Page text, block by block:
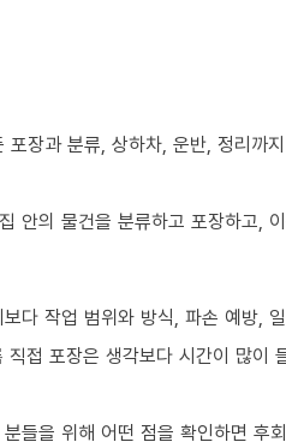
장과 분류, 상하차, 운반, 정리까
안의 물건을 분류하고 포장하고,
다 작업 범위와 방식, 파손 예방,
접 포장은 생각보다 시간이 많이
들을 위해 어떤 점을 확인하면